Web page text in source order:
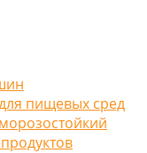
пищевых сред